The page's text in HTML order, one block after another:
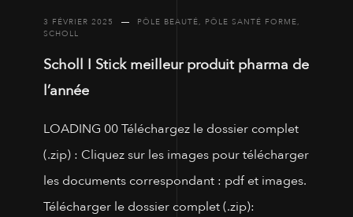
3 FÉVRIER 2025 PÔLE BEAUTÉ, PÔLE SANTÉ FORME,
SCHOLL
Scholl I Stick meilleur produit pharma de
l’année
LOADING 00 Téléchargez le dossier complet
(.zip) : Cliquez sur les images pour télécharger
les documents correspondant : pdf et images.
Télécharger le dossier complet (.zip):